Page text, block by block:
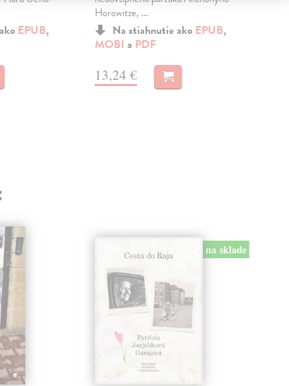
EPUB,
Horowitze, ...
Na stiahnutie ako EPUB,
MOBI a PDF
13,24 €
na sklade